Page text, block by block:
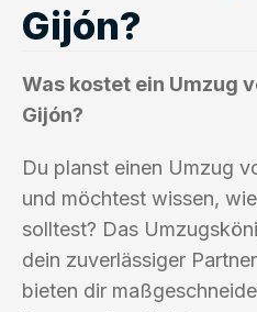
Gijón?
Was kostet ein Umzug
Gijón?
Du planst einen Umzug
und möchtest wissen,
solltest? Das
dein zuverlässiger
bieten dir